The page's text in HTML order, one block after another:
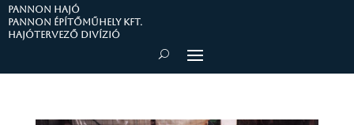
PANNON HAJÓ
Pannon Építőműhely Kft.
Hajótervező divízió